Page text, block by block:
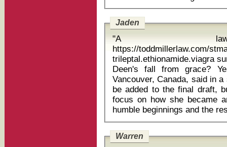
Jaden
"A
https://toddmillerlaw.com/
trileptal.ethionamide.viagra sumatriptano
Deen's fall from grace?
Vancouver, Canada, said in
be added to the final draft,
focus on how she became
Warren